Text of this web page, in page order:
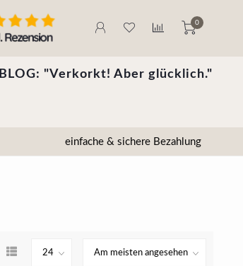
0
BLOG: "Verkorkt! Aber glücklich."
einfache & sichere Bezahlung